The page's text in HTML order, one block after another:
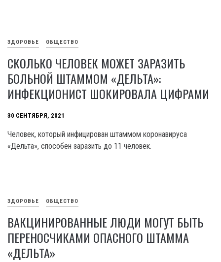
ЗДОРОВЬЕ ОБЩЕСТВО
СКОЛЬКО ЧЕЛОВЕК МОЖЕТ ЗАРАЗИТЬ
БОЛЬНОЙ ШТАММОМ «ДЕЛЬТА»:
ИНФЕКЦИОНИСТ ШОКИРОВАЛА ЦИФРАМИ
30 СЕНТЯБРЯ, 2021
Человек, который инфицирован штаммом коронавируса
«Дельта», способен заразить до 11 человек.
ЗДОРОВЬЕ ОБЩЕСТВО
ВАКЦИНИРОВАННЫЕ ЛЮДИ МОГУТ БЫТЬ
ПЕРЕНОСЧИКАМИ ОПАСНОГО ШТАММА
«ДЕЛЬТА»